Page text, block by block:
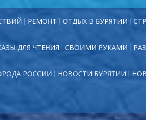
РЕМОНТ ОТДЫХ В БУРЯТИИ
ДЛЯ ЧТЕНИЯ СВОИМИ РУКАМИ
РОССИИ НОВОСТИ БУРЯТИИ